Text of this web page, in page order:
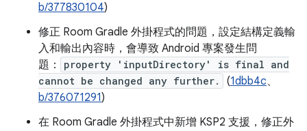
b/377830104)
修正 Room Gradle 外掛程式的問題，設定結構定義輸
入和輸出內容時，會導致 Android 專案發生問
題：
property 'inputDirectory' is final and
cannot be changed any further.
(1dbb4c、
b/376071291)
在 Room Gradle 外掛程式中新增 KSP2 支援，修正外